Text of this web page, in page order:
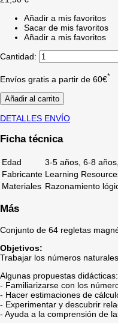
Añadir a mis favoritos
Sacar de mis favoritos
Añadir a mis favoritos
Cantidad:
Envíos gratis a partir de 60€*
Añadir al carrito
DETALLES ENVÍO
Ficha técnica
Edad
3-5 años, 6-8
Fabricante Learning
Materiales Razonamiento
Más
Conjunto de 64 regletas
Objetivos:
Trabajar los números
Algunas propuestas didácticas:
- Familiarizarse con los
- Hacer estimaciones de
- Experimentar y descubrir
- Ayuda a la comprensión de